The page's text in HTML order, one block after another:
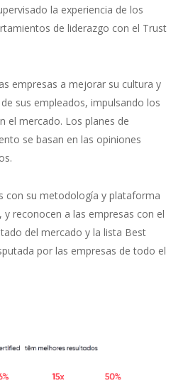
la experiencia de los
de liderazgo con el Trust
empresas a mejorar su cultura y
sus empleados, impulsando los
el mercado. Los planes de
se basan en las opiniones
con su metodología y plataforma
reconocen a las empresas con el
del mercado y la lista Best
por las empresas de todo el